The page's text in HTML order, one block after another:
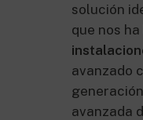
solución
que nos
avanzado
avanzada